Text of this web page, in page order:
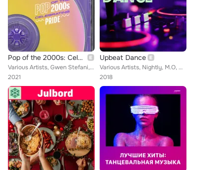
Pop of the 2000s: Celebrating Pride 2021
Various Artists, Gwen Stefani, Craig Lucas, Lindsay Lohan, La Roux, Katerina Stikoudi, Ellie Goulding, The Killers, Nick Jonas, ...
2021
Upbeat Dance
Various Artists, Nightly, M.O, Marnik, Tritonal, Troye Sivan, Noah Kahan, Duke Dumont, Niall Horan, Alison Wonderland, JAYDDYN, ...
2018